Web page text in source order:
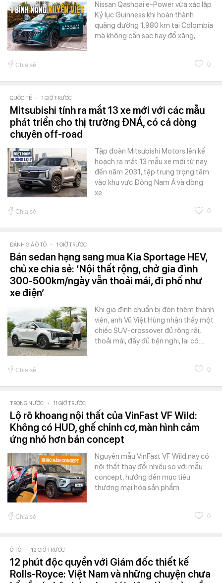
Nissan Qashqai e-Power vừa xác lập
Kỷ lục Guinness khi hoàn thành
quãng đường 1.980 km tại Colombia
mà không cần sạc hay đổ xăng,…
Chia sẻ 0
QUỐC TẾ - 1 GIỜ TRƯỚC
Mitsubishi tính ra mắt 13 xe mới với các mẫu
phát triển cho thị trường ĐNÁ, có cả dòng
chuyên off-road
Tập đoàn Mitsubishi Motors lên kế
hoạch ra mắt 13 mẫu xe mới từ nay
đến năm 2031, tập trung trọng tâm
vào khu vực Đông Nam Á và dòng
xe…
Chia sẻ 0
ĐÁNH GIÁ Ô TÔ - 1 GIỜ TRƯỚC
Bán sedan hạng sang mua Kia Sportage HEV,
chủ xe chia sẻ: ‘Nội thất rộng, chở gia đình
300-500km/ngày vẫn thoải mái, đi phố như
xe điện’
Khi gia đình chuẩn bị đón thêm thành
viên, anh Vũ Việt Hùng nhận thấy một
chiếc SUV-crossover đủ rộng rãi,
thoải mái, đầy đủ tiện nghi, lại có…
Chia sẻ 0
TRONG NƯỚC - 11 GIỜ TRƯỚC
Lộ rõ khoang nội thất của VinFast VF Wild:
Không có HUD, ghế chỉnh cơ, màn hình cảm
ứng nhỏ hơn bản concept
Nguyên mẫu VinFast VF Wild này có
nội thất thay đổi nhiều so với mẫu
concept, hướng đến mục tiêu
thương mại hóa sản phẩm.
Chia sẻ 0
Ô TÔ - 12 GIỜ TRƯỚC
12 phút độc quyền với Giám đốc thiết kế
Rolls-Royce: Việt Nam và những chuyện chưa